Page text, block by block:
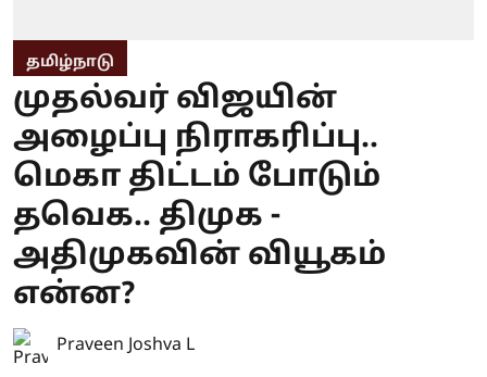
தமிழ்நாடு
முதல்வர் விஜயின்
அழைப்பு நிராகரிப்பு..
மெகா திட்டம் போடும்
தவெக.. திமுக -
அதிமுகவின் வியூகம்
என்ன?
Praveen Joshva L